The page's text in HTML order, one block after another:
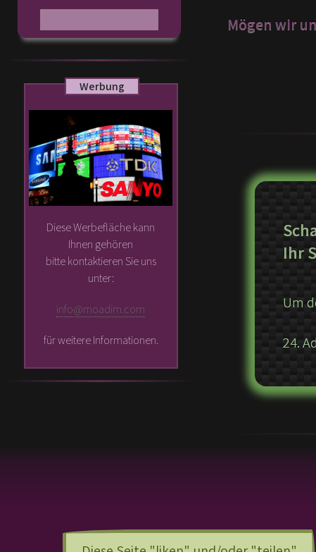
Mögen wir
Ihr
Um
24.
Werbung
Diese Werbefläche kann
Ihnen gehören
bitte kontaktieren Sie uns
unter:
info@moadim.com
für weitere Informationen.